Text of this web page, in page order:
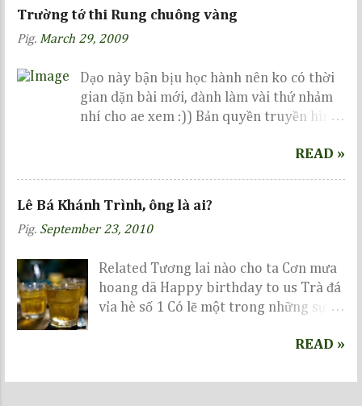
cố viết vài dòng mong mọi người cho ý
kiến...
Trường tớ thi Rung chuông vàng
Pig. March 29, 2009
Dạo này bận bịu học hành nên ko có thời
gian dặn bài mới, đành làm vài thứ nhảm
nhí cho ae xem :)) Bản quyền truyền hình
bản quyền ảnh thôi, còn diễn biến cuộc
READ »
Lê Bá Khánh Trình, ông là ai?
Pig. September 23, 2010
Related Tương lai nào cho ta Cơn mưa
hoang dã Happy birthday to us Trà đá
vỉa hè số 1 Có lẽ một trong những sự
danh GS Ngô Bảo Châu, nhưng bên một
READ »